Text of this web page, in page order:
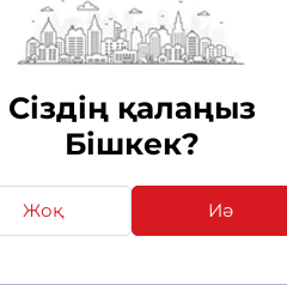
Сіздің қалаңыз
Бішкек?
Жоқ Иә